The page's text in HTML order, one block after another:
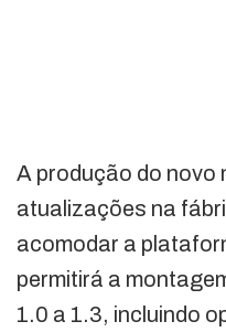
A produção do novo
atualizações na
acomodar a
permitirá a
1.0 a 1.3, incluindo